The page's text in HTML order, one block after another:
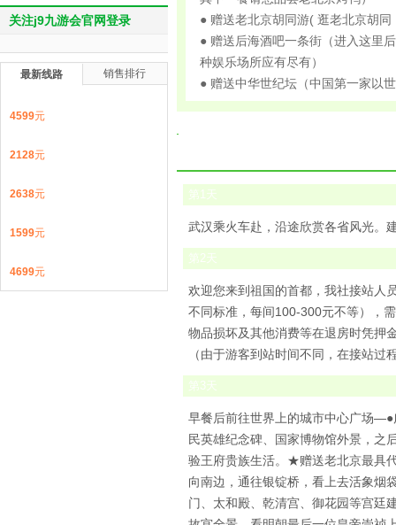
● 赠送老北京胡同游( 逛老北京胡
● 赠送后海酒吧一条街（进入这里
种娱乐场所应有尽有）
● 赠送中华世纪坛（中国第一家以
第1天
武汉乘火车赴，沿途欣赏各省风光。
第2天
欢迎您来到祖国的首都，我社接站人
不同标准，每间100-300元不等），
物品损坏及其他消费等在退房时凭押
（由于游客到站时间不同，在接站
第3天
早餐后前往世界上的城市中心广场
民英雄纪念碑、国家博物馆外景，之
验王府贵族生活。★赠送老北京最具
向南边，通往银锭桥，看上去活象烟
门、太和殿、乾清宫、御花园等宫廷
关注j9九游会官网登录
最新线路 销售排行
4599元
2128元
2638元
1599元
4699元